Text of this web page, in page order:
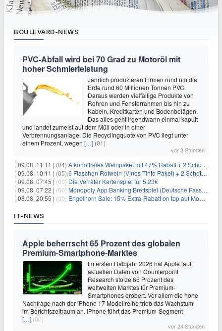
BOULEVARD-NEWS
PVC-Abfall wird bei 70 Grad zu Motoröl mit
hoher Schmierleistung
Jährlich produzieren Firmen rund um die
Erde rund 60 Millionen Tonnen PVC.
Daraus werden vielfältige Produkte von
Rohren und Fensterrahmen bis hin zu
Kabeln, Kreditkarten und Bodenbelägen.
Das alles geht irgendwann einmal kaputt
und landet zumeist auf dem Müll oder in einer
Verbrennungsanlage. Die Recyclingquote von PVC liegt unter
einem Prozent, wegen […] (01)
vor 3 Stunden
09.08. 11:11 | (04) Alkoholfreies Weinpaket mit 47% Rabatt + 2 Schott Zwiesel Gläser GRATIS für 29,99€
09.08. 10:11 | (05) 6 Flaschen Rotwein (Vinos Tinto Paket) + 2 Schott Zwiesel Gläser für 25,99€ inkl. Versand
09.08. 07:45 | (00) Die Verräter Kartenspiel für 5,23€
09.08. 07:22 | (00) Monopoly App Banking Brettspiel (Deutsche Fassung) für 9,84€
08.08. 20:55 | (00) Engelhorn Sale: 15% Extra-Rabatt on top auf Mode- und Sport-Artikel
IT-NEWS
Apple beherrscht 65 Prozent des globalen
Premium-Smartphone-Marktes
Im ersten Halbjahr 2026 hat Apple laut
aktuellen Daten von Counterpoint
Research stolze 65 Prozent des
weltweiten Marktes für Premium-
Smartphones erobert. Vor allem die hohe
Nachfrage nach der iPhone 17 Modellreihe trieb das Wachstum
im Berichtszeitraum an. iPhone führt das Premium-Segment
[…] (00)
vor 24 Stunden